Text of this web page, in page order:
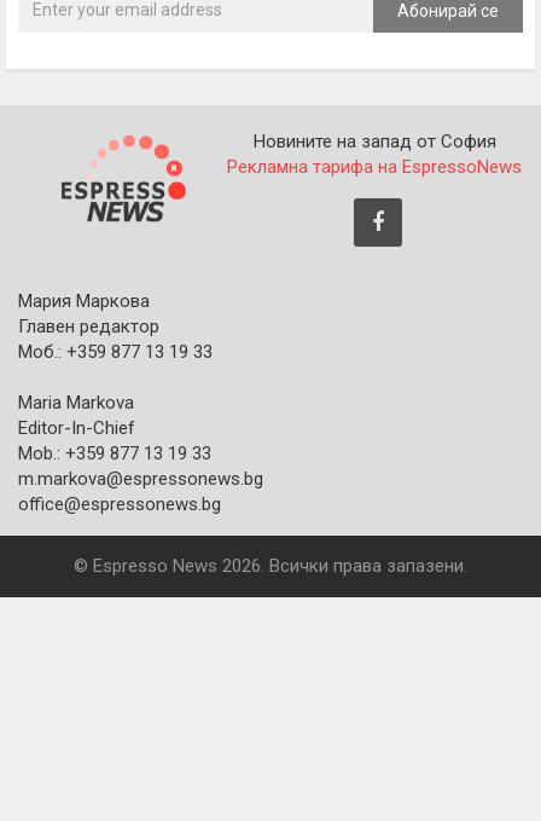
Абонирай се
Новините на запад от София
Рекламна тарифа на EspressoNews
Мария Маркова
Главен редактор
Моб.: +359 877 13 19 33
Maria Markova
Editor-In-Chief
Mob.: +359 877 13 19 33
m.markova@espressonews.bg
office@espressonews.bg
© Espresso News 2026. Всички права запазени.